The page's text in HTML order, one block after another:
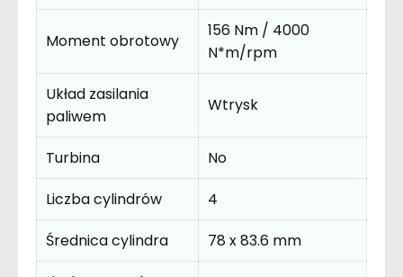
Moment obrotowy
156 Nm / 4000
N*m/rpm
Układ zasilania
paliwem
Wtrysk
Turbina
No
Liczba cylindrów
4
Średnica cylindra
78 x 83.6 mm